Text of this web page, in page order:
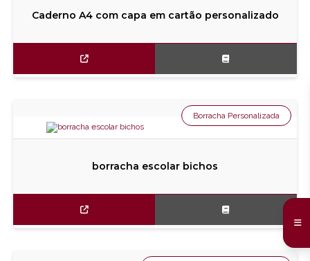
Caderno A4 com capa em cartão personalizado
borracha escolar bichos
Borracha Personalizada